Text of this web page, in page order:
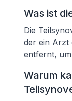
Was ist
Die
der ein Arzt
entfernt,
Warum